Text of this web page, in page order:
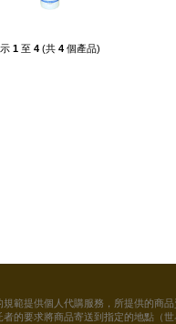
1 至 4 (共 4 個產品)
範提供個人代購服務，所提供的商
的要求將商品寄送到指定的地點（